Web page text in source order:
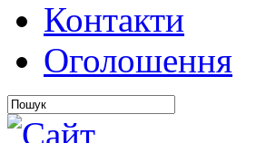
Контакти
Оголошення